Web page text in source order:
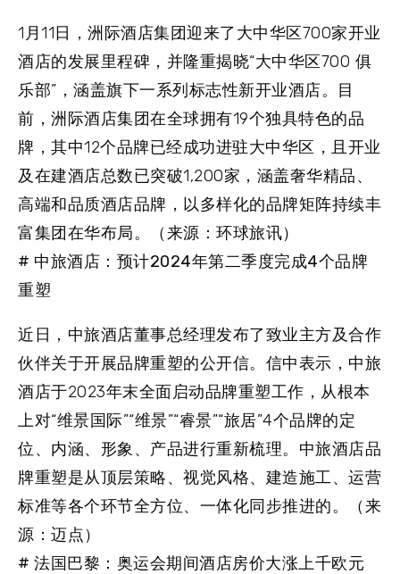
1月11日，洲际酒店集团迎来了大中华区700家开业
酒店的发展里程碑，并隆重揭晓“大中华区700 俱
乐部”，涵盖旗下一系列标志性新开业酒店。目
前，洲际酒店集团在全球拥有19个独具特色的品
牌，其中12个品牌已经成功进驻大中华区，且开业
及在建酒店总数已突破1,200家，涵盖奢华精品、
高端和品质酒店品牌，以多样化的品牌矩阵持续丰
富集团在华布局。（来源：环球旅讯）
# 中旅酒店：预计2024年第二季度完成4个品牌
重塑
近日，中旅酒店董事总经理发布了致业主方及合作
伙伴关于开展品牌重塑的公开信。信中表示，中旅
酒店于2023年末全面启动品牌重塑工作，从根本
上对“维景国际”“维景”“睿景”“旅居”4个品牌的定
位、内涵、形象、产品进行重新梳理。中旅酒店品
牌重塑是从顶层策略、视觉风格、建造施工、运营
标准等各个环节全方位、一体化同步推进的。（来
源：迈点）
# 法国巴黎：奥运会期间酒店房价大涨上千欧元